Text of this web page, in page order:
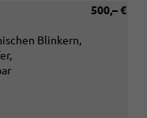
500,– €
Blinkern,